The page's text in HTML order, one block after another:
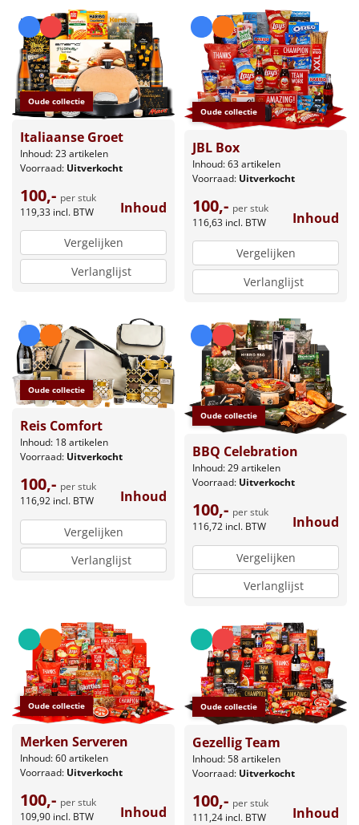
Oude collectie
Italiaanse Groet
Inhoud: 23 artikelen
Voorraad: Uitverkocht
100,- per stuk
119,33 incl. BTW Inhoud
Vergelijken
Verlanglijst
Oude collectie
JBL Box
Inhoud: 63 artikelen
Voorraad: Uitverkocht
100,- per stuk
116,63 incl. BTW Inhoud
Vergelijken
Verlanglijst
Oude collectie
Reis Comfort
Inhoud: 18 artikelen
Voorraad: Uitverkocht
100,- per stuk
116,92 incl. BTW Inhoud
Vergelijken
Verlanglijst
Oude collectie
BBQ Celebration
Inhoud: 29 artikelen
Voorraad: Uitverkocht
100,- per stuk
116,72 incl. BTW Inhoud
Vergelijken
Verlanglijst
Oude collectie
Merken Serveren
Inhoud: 60 artikelen
Voorraad: Uitverkocht
100,- per stuk
109,90 incl. BTW Inhoud
Oude collectie
Gezellig Team
Inhoud: 58 artikelen
Voorraad: Uitverkocht
100,- per stuk
111,24 incl. BTW Inhoud